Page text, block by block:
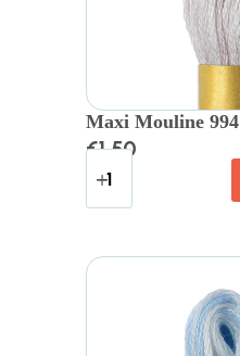
Maxi Mouline 994
€1.50